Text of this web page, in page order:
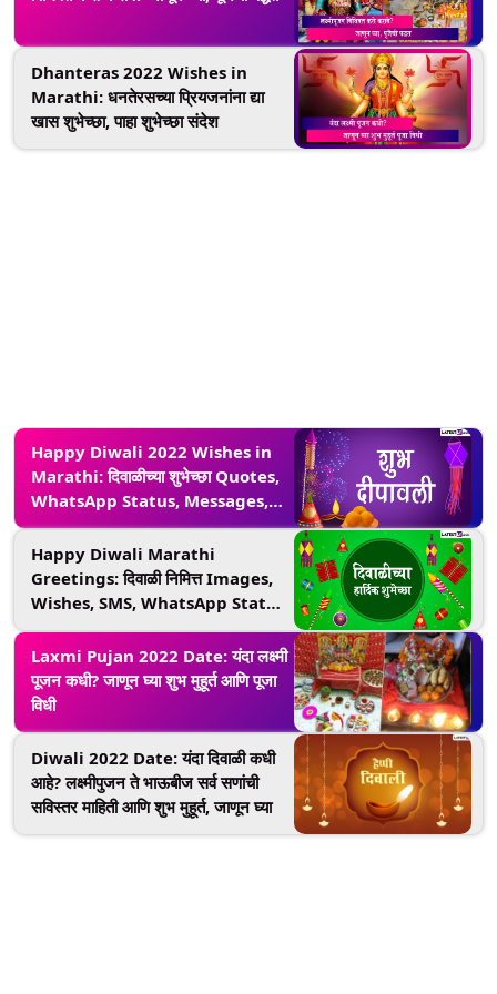
Dhanteras 2022 Wishes in
Marathi: धनतेरसच्या प्रियजनांना द्या
खास शुभेच्छा, पाहा शुभेच्छा संदेश
Happy Diwali 2022 Wishes in
Marathi: दिवाळीच्या शुभेच्छा Quotes,
WhatsApp Status, Messages,
Greetings द्वारा शेअर करत साजरा करा
दीपोत्सव
Happy Diwali Marathi
Greetings: दिवाळी निमित्त Images,
Wishes, SMS, WhatsApp Status
च्या माध्यमातून द्या खास मंगलमय दिवसाच्या
शुभेच्छा!
Laxmi Pujan 2022 Date: यंदा लक्ष्मी
पूजन कधी? जाणून घ्या शुभ मुहूर्त आणि पूजा
विधी
Diwali 2022 Date: यंदा दिवाळी कधी
आहे? लक्ष्मीपुजन ते भाऊबीज सर्व सणांची
सविस्तर माहिती आणि शुभ मुहूर्त, जाणून घ्या